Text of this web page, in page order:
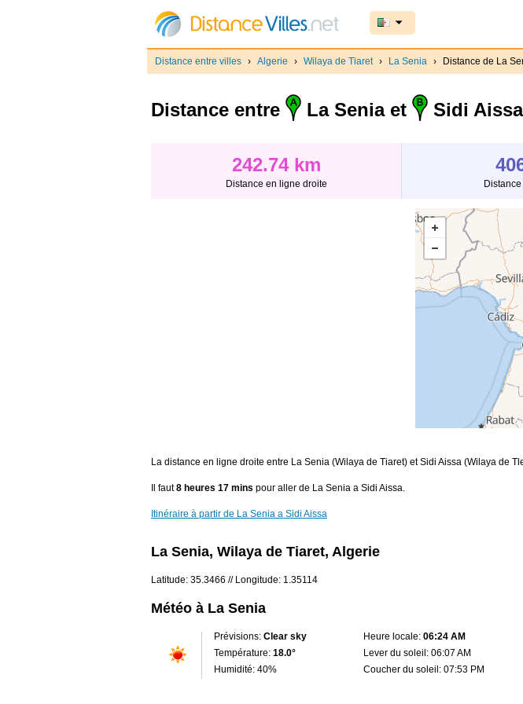
Distance entre villes › Algerie › Wilaya de Tiaret › La Senia › Distance de La
Distance entre La Senia et Sidi Aissa
242.74 km
Distance en ligne droite
La distance en ligne droite entre La Senia (Wilaya de Tiaret) et Sidi Aissa (Wilaya de
Il faut8 heures 17 mins pour aller de La Senia a Sidi Aissa.
Itinéraire à partir de La Senia a Sidi Aissa
La Senia, Wilaya de Tiaret, Algerie
Latitude: 35.3466 // Longitude: 1.35114
Météo à La Senia
Prévisions: Clear sky
Température: 18.0°
Humidité: 40%
Heure locale: 06:24 AM
Lever du soleil: 06:07 AM
Coucher du soleil: 07:53 PM